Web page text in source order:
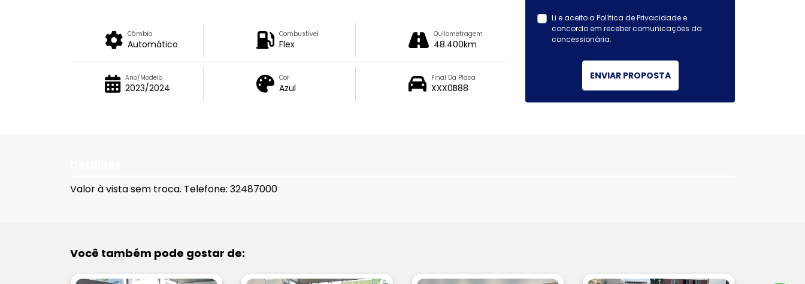
Li e aceito a Política de Privacidadee
concordo em receber comunicações da
concessionária.
ENVIAR PROPOSTA
Câmbio
Automático
Combustível
Flex
Quilometragem
48.400km
Ano/Modelo
2023/2024
Cor
Azul
Final Da Placa
XXX0B88
Valor à vista sem troca. Telefone: 32487000
Você também pode gostar de: